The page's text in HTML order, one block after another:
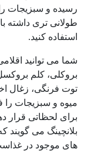
رسیده و سبزیجات را
طولانی تری داشته
استفاده کنید.
شما می توانید
بروکلی، کلم
توت فرنگی، زغال
میوه و سبزیجات را
برای لحظاتی قرار
بلانچینگ می گویند
های موجود در